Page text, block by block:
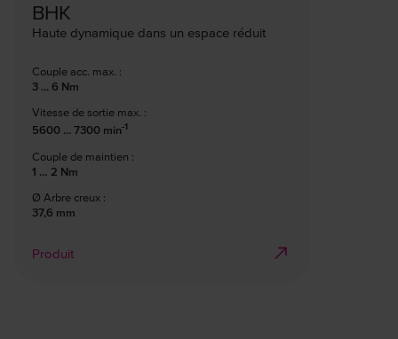
BHK
Haute dynamique dans un espace réduit
Couple acc. max. :
3 ... 6 Nm
Vitesse de sortie max. :
5600 ... 7300 min-1
Couple de maintien :
1 … 2 Nm
Ø Arbre creux :
37,6 mm
Produit